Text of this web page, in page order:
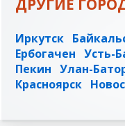
ДРУГИЕ
Иркутск
Ербогачен Усть-
Пекин Улан-
Красноярск